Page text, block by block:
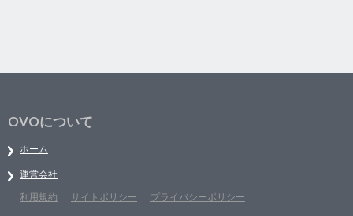
OVOについて
ホーム
運営会社
利用規約
サイトポリシー プライバシーポリシー